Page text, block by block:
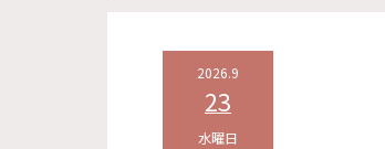
2026.9
23
水曜日